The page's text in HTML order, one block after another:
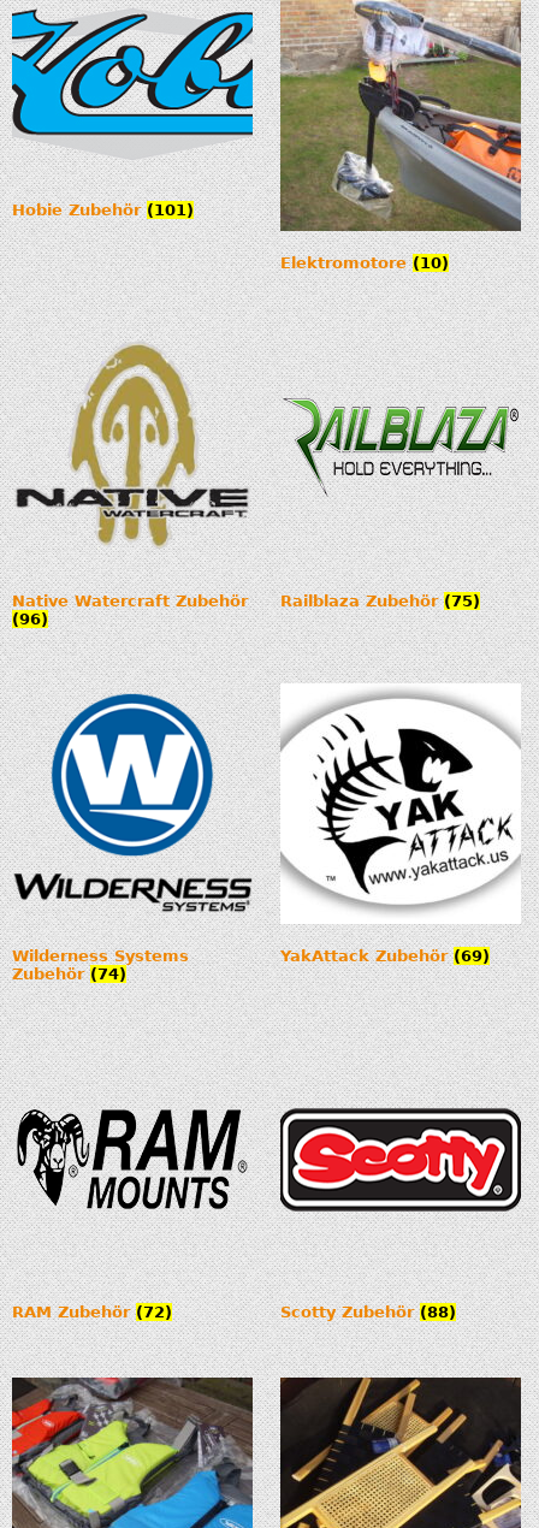
Hobie Zubehör(101)
Elektromotore(10)
Native Watercraft Zubehör
(96)
Railblaza Zubehör(75)
Wilderness Systems
Zubehör(74)
YakAttack Zubehör(69)
RAM Zubehör(72) Scotty Zubehör(88)